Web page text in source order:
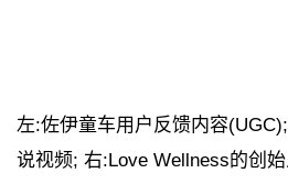
左:佐伊童车用户反馈内容
说视频; 右:Love Wellness的创